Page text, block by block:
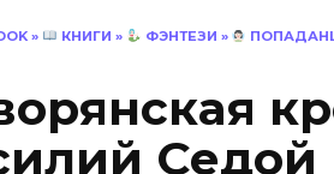
» КНИГИ » ФЭНТЕЗИ »
Седой